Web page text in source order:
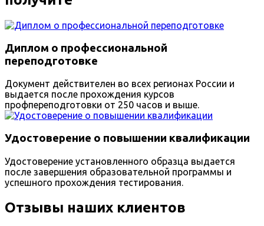
Диплом о профессиональной
переподготовке
Документ действителен во всех регионах России и
выдается после прохождения курсов
профпереподготовки от 250 часов и выше.
Удостоверение о повышении квалификации
Удостоверение установленного образца выдается
после завершения образовательной программы и
успешного прохождения тестирования.
Отзывы наших клиентов